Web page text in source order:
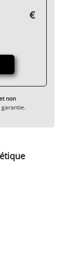
€
non
garantie.